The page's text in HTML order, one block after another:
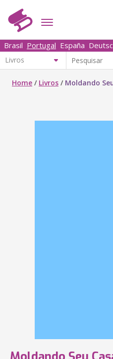
Brasil Portugal España
Home / Livros / Moldando